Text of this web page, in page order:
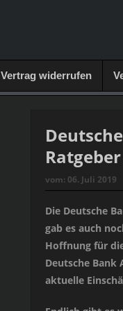
Vertrag widerrufen
vom: 06. Juli 2019
Die Deutsche
gab es auch
Hoffnung für
Deutsche Bank
aktuelle